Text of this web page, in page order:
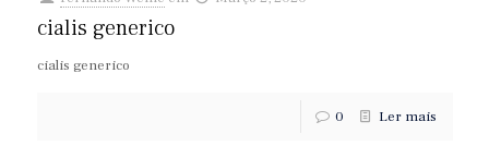
cialis generico
cialis generico
0 Ler mais